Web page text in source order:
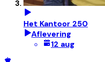
Het Kantoor 250
Aflevering
12 aug